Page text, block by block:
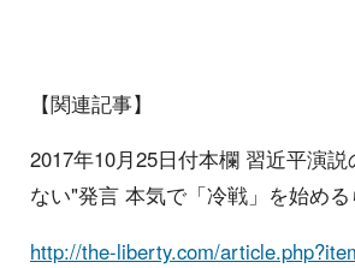
【関連記事】
2017年10月25日付本欄 習近平演
ない"発言 本気で「冷戦」を始め
http://the-liberty.com/